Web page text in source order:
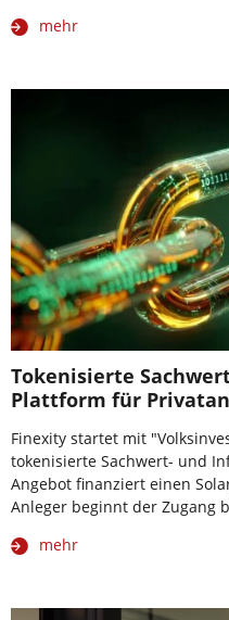
mehr
Tokenisierte
Plattform für
Finexity startet mit
tokenisierte Sachwert- und
Angebot finanziert einen
Anleger beginnt der Zugang
mehr